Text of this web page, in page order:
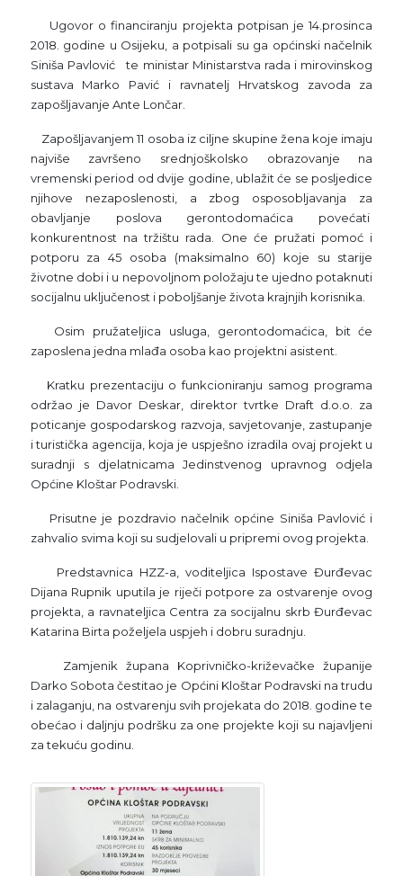
Ugovor o financiranju projekta potpisan je 14.prosinca
2018. godine u Osijeku, a potpisali su ga općinski načelnik
Siniša Pavlović te ministar Ministarstva rada i mirovinskog
sustava Marko Pavić i ravnatelj Hrvatskog zavoda za
zapošljavanje Ante Lončar.
Zapošljavanjem 11 osoba iz ciljne skupine žena koje imaju
najviše završeno srednjoškolsko obrazovanje na
vremenski period od dvije godine, ublažit će se posljedice
njihove nezaposlenosti, a zbog osposobljavanja za
obavljanje poslova gerontodomaćica povećati
konkurentnost na tržištu rada. One će pružati pomoć i
potporu za 45 osoba (maksimalno 60) koje su starije
životne dobi i u nepovoljnom položaju te ujedno potaknuti
socijalnu uključenost i poboljšanje života krajnjih korisnika.
Osim pružateljica usluga, gerontodomaćica, bit će
zaposlena jedna mlađa osoba kao projektni asistent.
Kratku prezentaciju o funkcioniranju samog programa
održao je Davor Deskar, direktor tvrtke Draft d.o.o. za
poticanje gospodarskog razvoja, savjetovanje, zastupanje
i turistička agencija, koja je uspješno izradila ovaj projekt u
suradnji s djelatnicama Jedinstvenog upravnog odjela
Općine Kloštar Podravski.
Prisutne je pozdravio načelnik općine Siniša Pavlović i
zahvalio svima koji su sudjelovali u pripremi ovog projekta.
Predstavnica HZZ-a, voditeljica Ispostave Đurđevac
Dijana Rupnik uputila je riječi potpore za ostvarenje ovog
projekta, a ravnateljica Centra za socijalnu skrb Đurđevac
Katarina Birta poželjela uspjeh i dobru suradnju.
Zamjenik župana Koprivničko-križevačke županije
Darko Sobota čestitao je Općini Kloštar Podravski na trudu
i zalaganju, na ostvarenju svih projekata do 2018. godine te
obećao i daljnju podršku za one projekte koji su najavljeni
za tekuću godinu.